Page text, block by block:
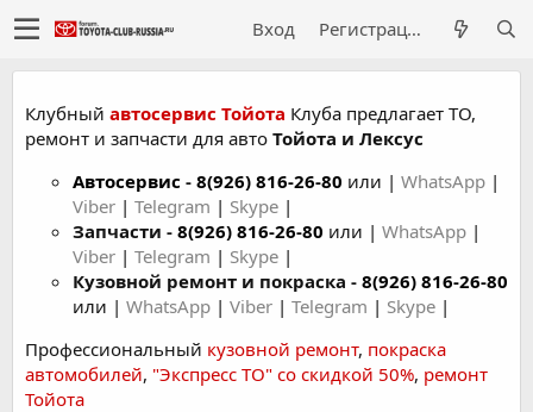
Вход Регистрация
Клубный автосервис Тойота Клуба предлагает ТО,
ремонт и запчасти для авто Тойота и Лексус
Автосервис - 8(926) 816-26-80 или | WhatsApp |
Viber | Telegram | Skype |
Запчасти - 8(926) 816-26-80 или | WhatsApp |
Viber | Telegram | Skype |
Кузовной ремонт и покраска - 8(926) 816-26-80
или | WhatsApp | Viber | Telegram | Skype |
Профессиональный кузовной ремонт, покраска
автомобилей, "Экспресс ТО" со скидкой 50%, ремонт
Тойота